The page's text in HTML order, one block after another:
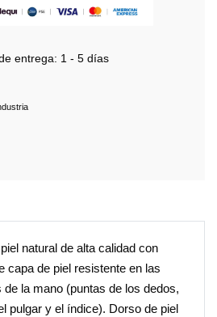
entrega: 1 - 5 días
natural de alta calidad con
capa de piel resistente en las
la mano (puntas de los dedos,
pulgar y el índice). Dorso de piel